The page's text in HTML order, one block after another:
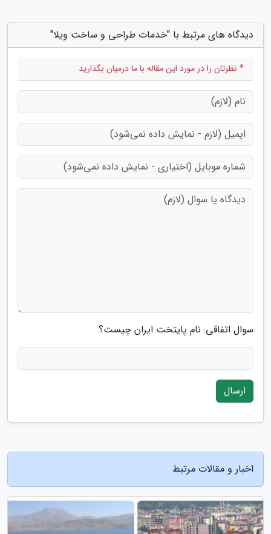
دیدگاه های مرتبط با "خدمات طراحی و ساخت ویلا"
* نظرتان را در مورد این مقاله با ما درمیان بگذارید
سوال اتفاقی: نام پایتخت ایران چیست؟
ارسال
اخبار و مقالات مرتبط